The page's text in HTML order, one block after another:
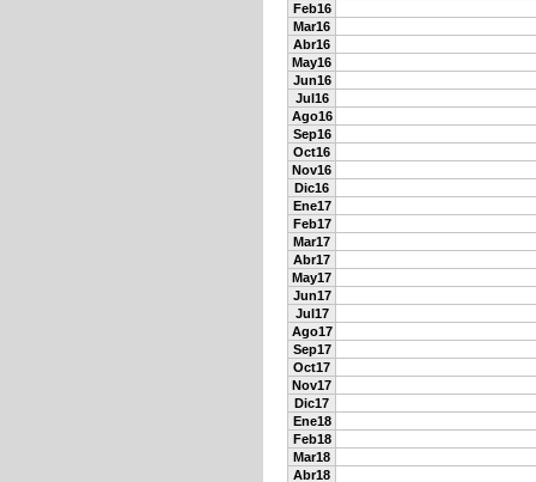
Feb16
Mar16
Abr16
May16
Jun16
Jul16
Ago16
Sep16
Oct16
Nov16
Dic16
Ene17
Feb17
Mar17
Abr17
May17
Jun17
Jul17
Ago17
Sep17
Oct17
Nov17
Dic17
Ene18
Feb18
Mar18
Abr18